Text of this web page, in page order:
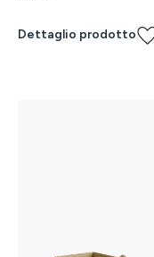
Dettaglio prodotto